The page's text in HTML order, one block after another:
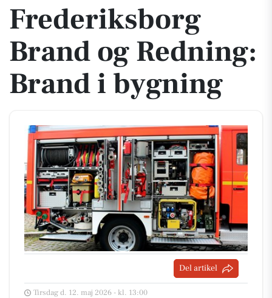
Frederiksborg
Brand og Redning:
Brand i bygning
Del artikel
Tirsdag d. 12. maj 2026 - kl. 13:00